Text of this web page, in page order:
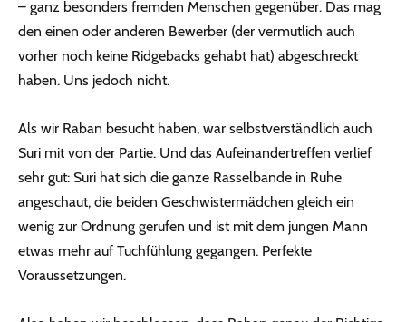
– ganz besonders fremden Menschen gegenüber. Das mag
den einen oder anderen Bewerber (der vermutlich auch
vorher noch keine Ridgebacks gehabt hat) abgeschreckt
haben. Uns jedoch nicht.
Als wir Raban besucht haben, war selbstverständlich auch
Suri mit von der Partie. Und das Aufeinandertreffen verlief
sehr gut: Suri hat sich die ganze Rasselbande in Ruhe
angeschaut, die beiden Geschwistermädchen gleich ein
wenig zur Ordnung gerufen und ist mit dem jungen Mann
etwas mehr auf Tuchfühlung gegangen. Perfekte
Voraussetzungen.